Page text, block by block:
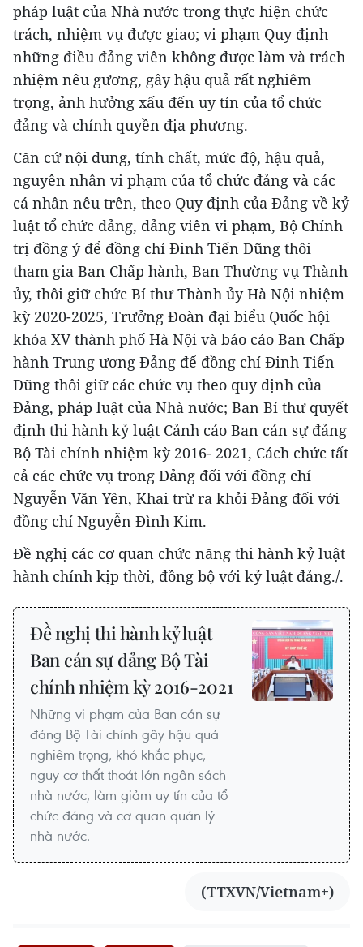
pháp luật của Nhà nước trong thực hiện chức
trách, nhiệm vụ được giao; vi phạm Quy định
những điều đảng viên không được làm và trách
nhiệm nêu gương, gây hậu quả rất nghiêm
trọng, ảnh hưởng xấu đến uy tín của tổ chức
đảng và chính quyền địa phương.
Căn cứ nội dung, tính chất, mức độ, hậu quả,
nguyên nhân vi phạm của tổ chức đảng và các
cá nhân nêu trên, theo Quy định của Đảng về kỷ
luật tổ chức đảng, đảng viên vi phạm, Bộ Chính
trị đồng ý để đồng chí Đinh Tiến Dũng thôi
tham gia Ban Chấp hành, Ban Thường vụ Thành
ủy, thôi giữ chức Bí thư Thành ủy Hà Nội nhiệm
kỳ 2020-2025, Trưởng Đoàn đại biểu Quốc hội
khóa XV thành phố Hà Nội và báo cáo Ban Chấp
hành Trung ương Đảng để đồng chí Đinh Tiến
Dũng thôi giữ các chức vụ theo quy định của
Đảng, pháp luật của Nhà nước; Ban Bí thư quyết
định thi hành kỷ luật Cảnh cáo Ban cán sự đảng
Bộ Tài chính nhiệm kỳ 2016- 2021, Cách chức tất
cả các chức vụ trong Đảng đối với đồng chí
Nguyễn Văn Yên, Khai trừ ra khỏi Đảng đối với
đồng chí Nguyễn Đình Kim.
Đề nghị các cơ quan chức năng thi hành kỷ luật
hành chính kịp thời, đồng bộ với kỷ luật đảng./.
Đề nghị thi hành kỷ luật
Ban cán sự đảng Bộ Tài
chính nhiệm kỳ 2016-2021
Những vi phạm của Ban cán sự
đảng Bộ Tài chính gây hậu quả
nghiêm trọng, khó khắc phục,
nguy cơ thất thoát lớn ngân sách
nhà nước, làm giảm uy tín của tổ
chức đảng và cơ quan quản lý
nhà nước.
(TTXVN/Vietnam+)